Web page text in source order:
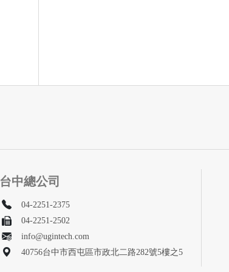
台中總公司
04-2251-2375
04-2251-2502
info@ugintech.com
40756台中市西屯區市政北二路282號5樓之5